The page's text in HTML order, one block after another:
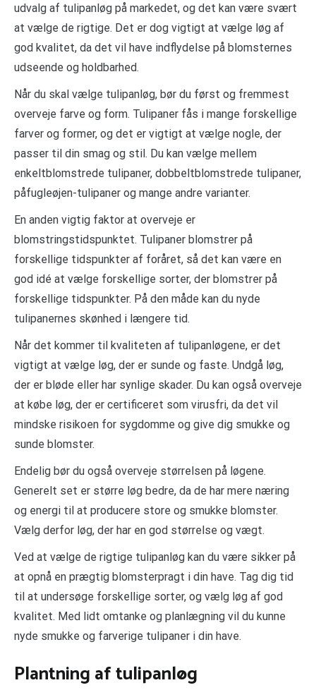
udvalg af tulipanløg på markedet, og det kan være svært
at vælge de rigtige. Det er dog vigtigt at vælge løg af
god kvalitet, da det vil have indflydelse på blomsternes
udseende og holdbarhed.
Når du skal vælge tulipanløg, bør du først og fremmest
overveje farve og form. Tulipaner fås i mange forskellige
farver og former, og det er vigtigt at vælge nogle, der
passer til din smag og stil. Du kan vælge mellem
enkeltblomstrede tulipaner, dobbeltblomstrede tulipaner,
påfugleøjen-tulipaner og mange andre varianter.
En anden vigtig faktor at overveje er
blomstringstidspunktet. Tulipaner blomstrer på
forskellige tidspunkter af foråret, så det kan være en
god idé at vælge forskellige sorter, der blomstrer på
forskellige tidspunkter. På den måde kan du nyde
tulipanernes skønhed i længere tid.
Når det kommer til kvaliteten af tulipanløgene, er det
vigtigt at vælge løg, der er sunde og faste. Undgå løg,
der er bløde eller har synlige skader. Du kan også overveje
at købe løg, der er certificeret som virusfri, da det vil
mindske risikoen for sygdomme og give dig smukke og
sunde blomster.
Endelig bør du også overveje størrelsen på løgene.
Generelt set er større løg bedre, da de har mere næring
og energi til at producere store og smukke blomster.
Vælg derfor løg, der har en god størrelse og vægt.
Ved at vælge de rigtige tulipanløg kan du være sikker på
at opnå en prægtig blomsterpragt i din have. Tag dig tid
til at undersøge forskellige sorter, og vælg løg af god
kvalitet. Med lidt omtanke og planlægning vil du kunne
nyde smukke og farverige tulipaner i din have.
Plantning af tulipanløg